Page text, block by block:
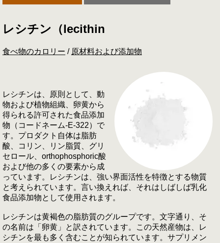
レシチン（lecithin
食べ物のカロリー / 原材料および添加物
レシチンは、原則として、動
物および植物組織、卵黄から
得られる許可された食品添加
物（コードネーム-E-322）で
す。プロダクト自体は脂肪
酸、コリン、リン脂質、グリ
セロール、orthophosphoric酸
および他の多くの要素から成
っています。レシチンは、強い界面活性を特徴とする物質
と考えられています。言い換えれば、それはしばしば乳化
食品添加物として使用されます。
レシチンは黄褐色の脂肪質のグループです。文字通り、そ
の名前は「卵黄」と訳されています。この天然産物は、レ
シチンを最も多く含むことが知られています。サプリメン